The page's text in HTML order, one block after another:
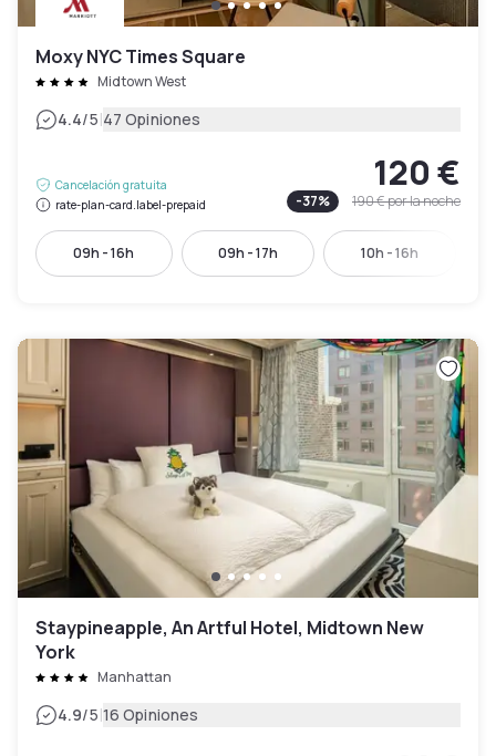
Moxy NYC Times Square
Midtown West
4.4/5|47 Opiniones
Cancelación gratuita
rate-plan-card.label-prepaid
120 €
-37% 190 €por la noche
09h - 16h 09h - 17h 10h - 16h
Staypineapple, An Artful Hotel, Midtown New
York
Manhattan
4.9/5|16 Opiniones